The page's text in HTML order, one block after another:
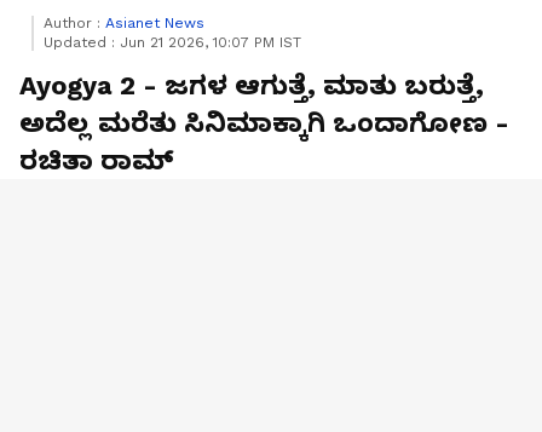
Author : Asianet News
Updated : Jun 21 2026, 10:07 PM IST
Ayogya 2 - ಜಗಳ ಆಗುತ್ತೆ, ಮಾತು ಬರುತ್ತೆ,
ಅದೆಲ್ಲ ಮರೆತು ಸಿನಿಮಾಕ್ಕಾಗಿ ಒಂದಾಗೋಣ -
ರಚಿತಾ ರಾಮ್‌